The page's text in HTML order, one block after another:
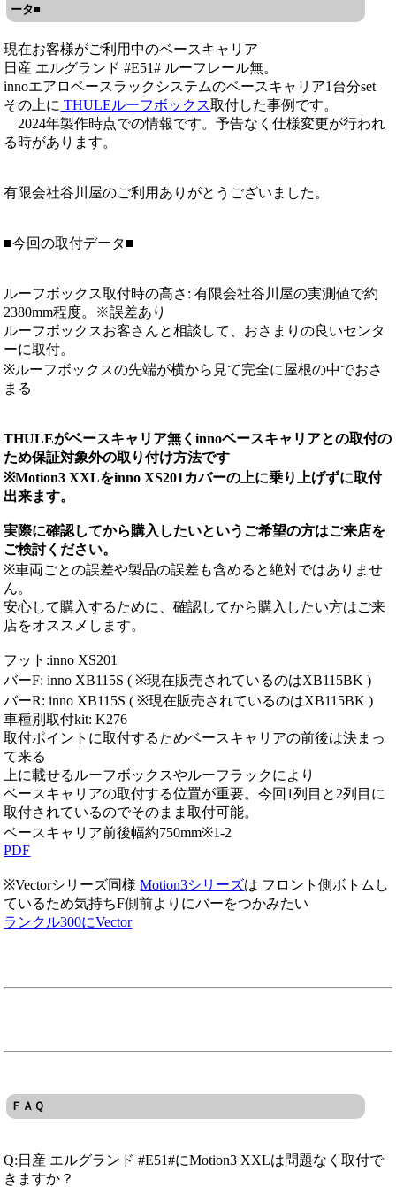
ータ■
現在お客様がご利用中のベースキャリア
日産 エルグランド #E51# ルーフレール無。
innoエアロベースラックシステムのベースキャリア1台分set
その上に THULEルーフボックス取付した事例です。
2024年製作時点での情報です。予告なく仕様変更が行われ
る時があります。
有限会社谷川屋のご利用ありがとうございました。
■今回の取付データ■
ルーフボックス取付時の高さ: 有限会社谷川屋の実測値で約
2380mm程度。※誤差あり
ルーフボックスお客さんと相談して、おさまりの良いセンタ
ーに取付。
※ルーフボックスの先端が横から見て完全に屋根の中でおさ
まる
THULEがベースキャリア無くinnoベースキャリアとの取付の
ため保証対象外の取り付け方法です
※Motion3 XXLをinno XS201カバーの上に乗り上げずに取付
出来ます。
実際に確認してから購入したいというご希望の方はご来店を
ご検討ください。
※車両ごとの誤差や製品の誤差も含めると絶対ではありませ
ん。
安心して購入するために、確認してから購入したい方はご来
店をオススメします。
フット:inno XS201
バーF: inno XB115S ( ※現在販売されているのはXB115BK )
バーR: inno XB115S ( ※現在販売されているのはXB115BK )
車種別取付kit: K276
取付ポイントに取付するためベースキャリアの前後は決まっ
て来る
上に載せるルーフボックスやルーフラックにより
ベースキャリアの取付する位置が重要。今回1列目と2列目に
取付されているのでそのまま取付可能。
ベースキャリア前後幅約750mm※1-2
PDF
※Vectorシリーズ同様Motion3シリーズは フロント側ボトムし
ているため気持ちF側前よりにバーをつかみたい
ランクル300にVector
ＦＡＱ
Q:日産 エルグランド #E51#にMotion3 XXLは問題なく取付で
きますか？